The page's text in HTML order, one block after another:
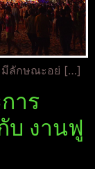
มีลักษณะอย่ […]
าร
บ งานฟู